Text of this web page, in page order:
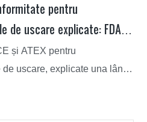
pentru
de uscare explicate: FDA,
și ATEX pentru
uscare, explicate una lângă
mașinilor care